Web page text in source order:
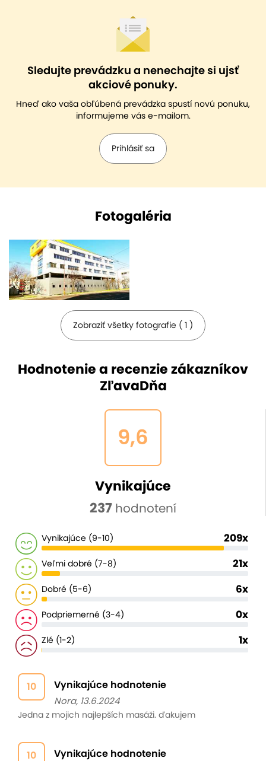
Sledujte prevádzku a nenechajte si ujsť
akciové ponuky.
Hneď ako vaša obľúbená prevádzka spustí novú ponuku,
informujeme vás e-mailom.
Prihlásiť sa
Fotogaléria
Zobraziť všetky fotografie ( 1 )
Hodnotenie a recenzie zákazníkov
ZľavaDňa
9,6
Vynikajúce
237hodnotení
Vynikajúce (9-10) 209x
Veľmi dobré (7-8) 21x
Dobré (5-6) 6x
Podpriemerné (3-4) 0x
Zlé (1-2) 1x
10 Vynikajúce hodnotenie
Nora, 13.6.2024
Jedna z mojich najlepších masáži. ďakujem
10 Vynikajúce hodnotenie